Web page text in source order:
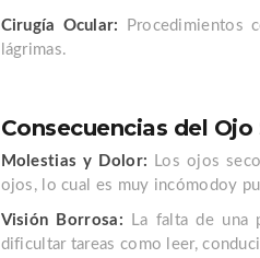
Cirugía Ocular:
Procedimientos
lágrimas.
Consecuencias del Ojo
Molestias y Dolor: Los ojos
ojos, lo cual es muy incómodoy
Visión Borrosa: La falta de una
dificultar tareas como leer,